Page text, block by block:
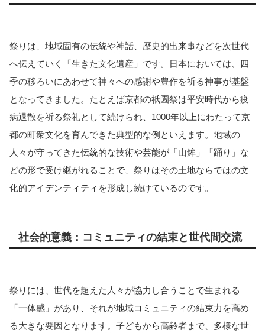
祭りは、地域固有の伝統や神話、歴史的出来事などを次世代
へ伝えていく「生きた文化遺産」です。日本においては、四
季の移ろいにあわせて神々への感謝や豊作を祈る神事が基盤
となってきました。たとえば京都の祇園祭は平安時代から疫
病退散を祈る祭礼として続けられ、1000年以上にわたって京
都の町衆文化を育んできた典型的な例といえます。地域の
人々が守ってきた伝統的な技術や芸能が「山鉾」「踊り」な
どの形で受け継がれることで、祭りはその土地ならではの文
化的アイデンティティを形成し続けているのです。
社会的意義：コミュニティの結束と世代間交流
祭りには、世代を超えた人々が協力し合うことで生まれる
「一体感」があり、それが地域コミュニティの結束力を高め
る大きな要因となります。子どもから高齢者まで、多様な世